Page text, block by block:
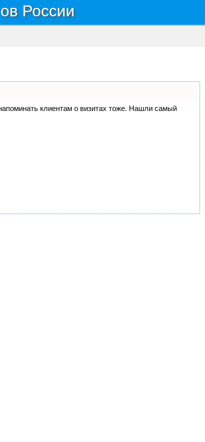
России
клиентам о визитах тоже. Нашли самый